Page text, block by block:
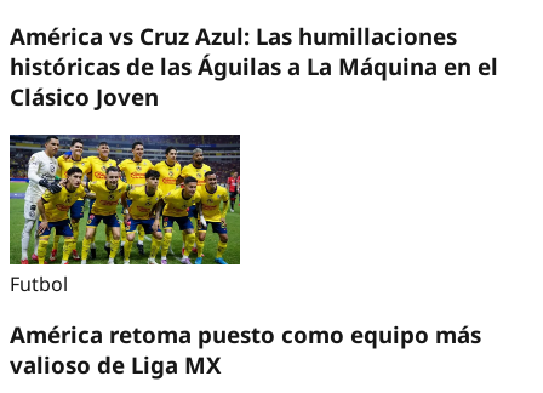
América vs Cruz Azul: Las humillaciones
históricas de las Águilas a La Máquina en el
Clásico Joven
Futbol
América retoma puesto como equipo más
valioso de Liga MX